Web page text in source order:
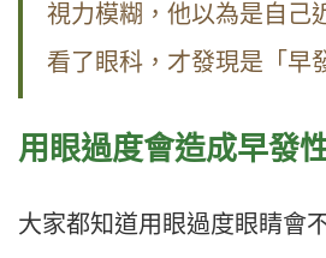
視力模糊，他以為是自己
看了眼科，才發現是「早
用眼過度會造成早發
大家都知道用眼過度眼睛會